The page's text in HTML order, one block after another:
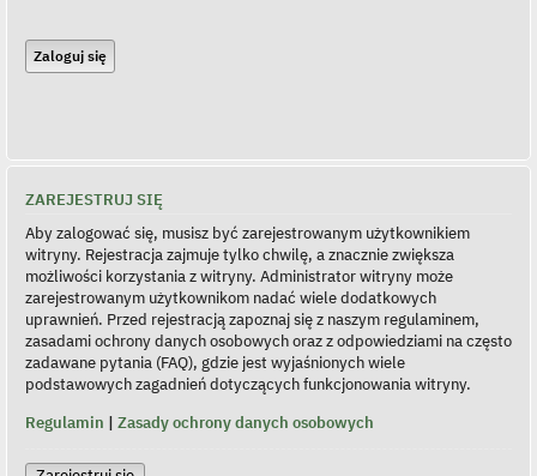
ZAREJESTRUJ SIĘ
Aby zalogować się, musisz być zarejestrowanym użytkownikiem
witryny. Rejestracja zajmuje tylko chwilę, a znacznie zwiększa
możliwości korzystania z witryny. Administrator witryny może
zarejestrowanym użytkownikom nadać wiele dodatkowych
uprawnień. Przed rejestracją zapoznaj się z naszym regulaminem,
zasadami ochrony danych osobowych oraz z odpowiedziami na często
zadawane pytania (FAQ), gdzie jest wyjaśnionych wiele
podstawowych zagadnień dotyczących funkcjonowania witryny.
Regulamin | Zasady ochrony danych osobowych